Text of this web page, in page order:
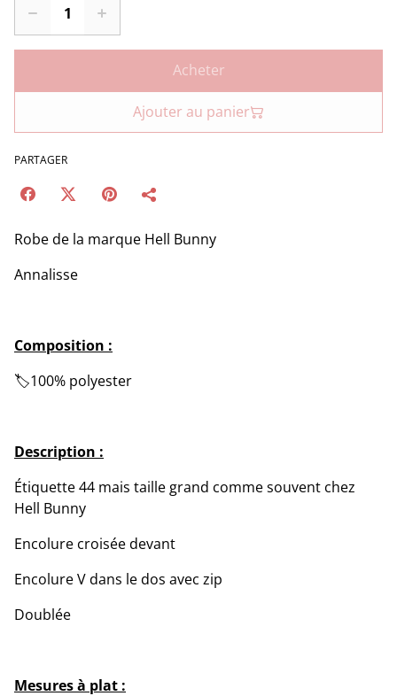
Acheter
Ajouter au panier
PARTAGER
Robe de la marque Hell Bunny
Annalisse
Composition :
🏷️100% polyester
Description :
Étiquette 44 mais taille grand comme souvent chez
Hell Bunny
Encolure croisée devant
Encolure V dans le dos avec zip
Doublée
Mesures à plat :